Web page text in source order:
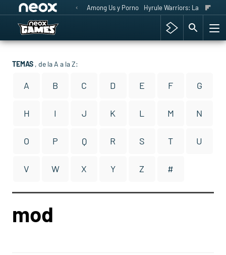
Among Us y Porno Hyrule Warriors: La Era del
TEMAS , de la A a la Z:
A B C D E F G
H I J K L M N
O P Q R S T U
V W X Y Z #
mod